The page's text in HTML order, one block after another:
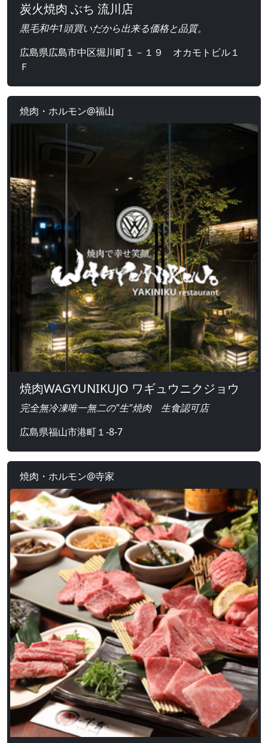
炭火焼肉 ぶち 流川店
黒毛和牛1頭買いだから出来る価格と品質。
広島県広島市中区堀川町１－１９ オカモトビル１
Ｆ
焼肉・ホルモン@福山
焼肉WAGYUNIKUJO ワギュウニクジョウ
完全無冷凍唯一無二の"生"焼肉 生食認可店
広島県福山市港町１-8-7
焼肉・ホルモン@寺家